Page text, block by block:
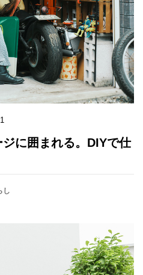
に囲まれる。DIYで仕
し